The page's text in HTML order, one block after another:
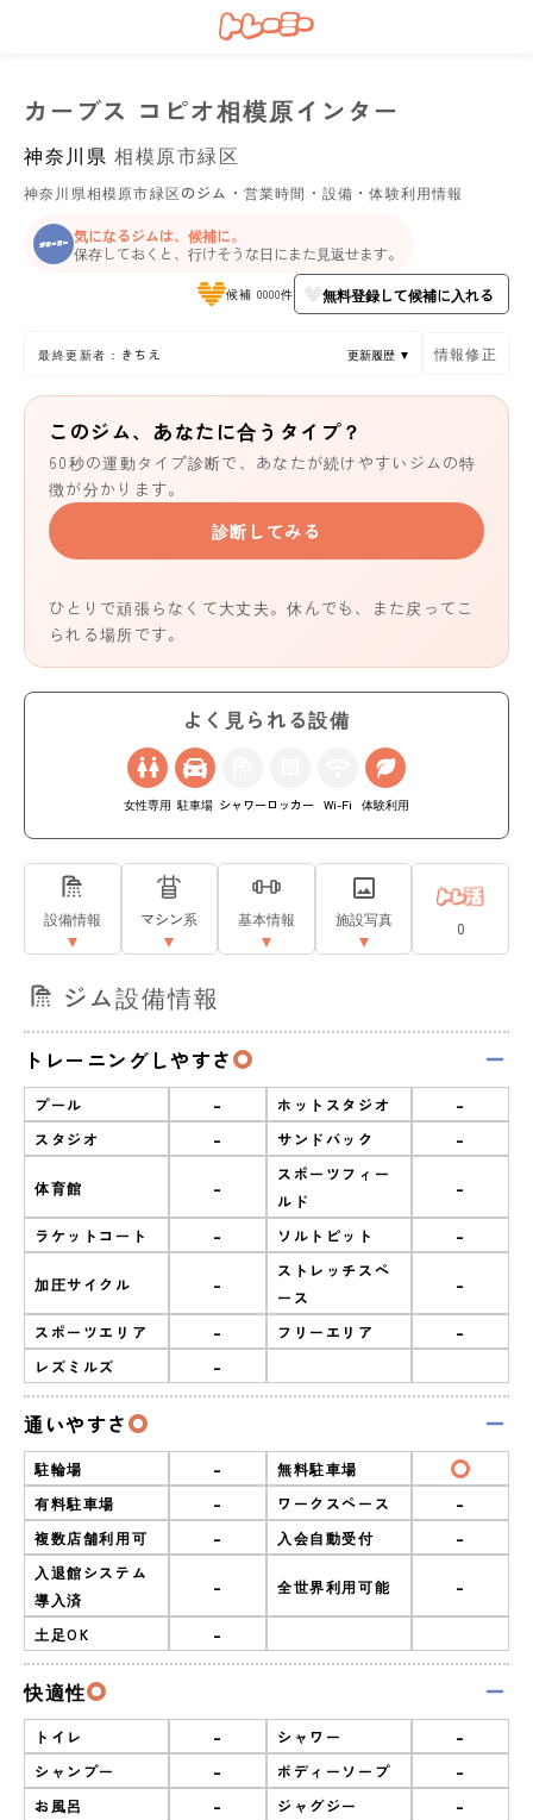
カーブス コピオ相模原インター
神奈川県 相模原市緑区
神奈川県相模原市緑区のジム・営業時間・設備・体験利用情報
気になるジムは、候補に。
保存しておくと、行けそうな日にまた見返せます。
候補 0000件 無料登録して候補に入れる
最終更新者：きちえ 更新履歴 ▼ 情報修正
このジム、あなたに合うタイプ？
60秒の運動タイプ診断で、あなたが続けやすいジムの特
徴が分かります。
診断してみる
ひとりで頑張らなくて大丈夫。休んでも、また戻ってこ
られる場所です。
よく見られる設備
女性専用 駐車場 シャワー ロッカー Wi-Fi 体験利用
設備情報 マシン系 基本情報 施設写真 0
ジム設備情報
トレーニングしやすさ
プール - ホットスタジオ -
スタジオ - サンドバック -
体育館 -
スポーツフィー
ルド
-
ラケットコート - ソルトピット -
加圧サイクル -
ストレッチスペ
ース
-
スポーツエリア - フリーエリア -
レズミルズ -
通いやすさ
駐輪場 -
無料駐車場
有料駐車場
- ワークスペース -
複数店舗利用可 - 入会自動受付 -
入退館システム
導入済
- 全世界利用可能 -
土足OK -
快適性
トイレ - シャワー -
シャンプー - ボディーソープ -
お風呂 - ジャグジー -